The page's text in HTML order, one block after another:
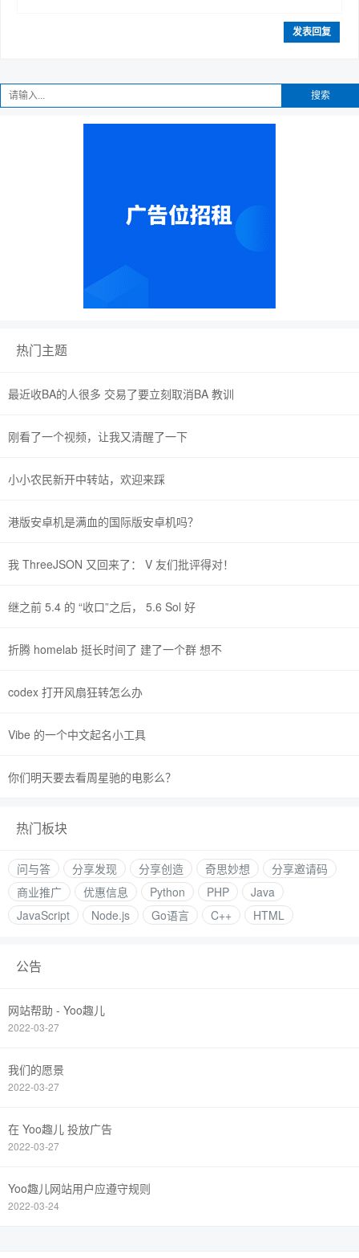
发表回复
搜索
热门主题
最近收BA的人很多 交易了要立刻取消BA 教训
刚看了一个视频，让我又清醒了一下
小小农民新开中转站，欢迎来踩
港版安卓机是满血的国际版安卓机吗？
我 ThreeJSON 又回来了： V 友们批评得对！
继之前 5.4 的 “收口”之后， 5.6 Sol 好
折腾 homelab 挺长时间了 建了一个群 想不
codex 打开风扇狂转怎么办
Vibe 的一个中文起名小工具
你们明天要去看周星驰的电影么？
热门板块
问与答 分享发现 分享创造 奇思妙想
分享邀请码
商业推广
优惠信息 Python PHP
Java
JavaScript
Node.js Go语言 C++ HTML
公告
网站帮助 - Yoo趣儿
2022-03-27
我们的愿景
2022-03-27
在 Yoo趣儿 投放广告
2022-03-27
Yoo趣儿网站用户应遵守规则
2022-03-24